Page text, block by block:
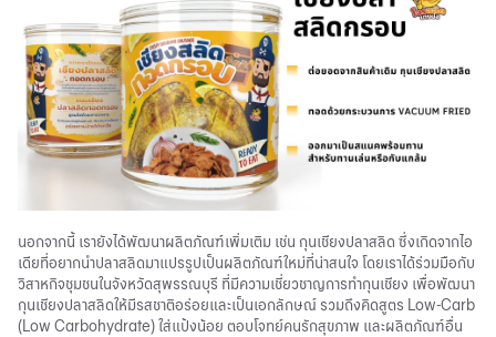
นอกจากนี้ เรายังได้พัฒนาผลิตภัณฑ์เพิ่มเติม เช่น กุนเชียงปลาสลิด ซึ่งเกิดจากไอ
เดียที่อยากนำปลาสลิดมาแปรรูปเป็นผลิตภัณฑ์ใหม่ที่น่าสนใจ โดยเราได้ร่วมมือกับ
วิสาหกิจชุมชนในจังหวัดสุพรรณบุรี ที่มีความเชี่ยวชาญการทำกุนเชียง เพื่อพัฒนา
กุนเชียงปลาสลิดให้มีรสชาติอร่อยและเป็นเอกลักษณ์ รวมถึงคิดสูตร Low-Carb
(Low Carbohydrate) ใส่แป้งน้อย ตอบโจทย์คนรักสุขภาพ และผลิตภัณฑ์อื่น